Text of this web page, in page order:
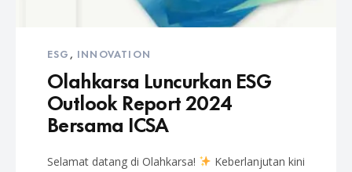
ESG , INNOVATION
Olahkarsa Luncurkan ESG
Outlook Report 2024
Bersama ICSA
Selamat datang di Olahkarsa!
Keberlanjutan kini